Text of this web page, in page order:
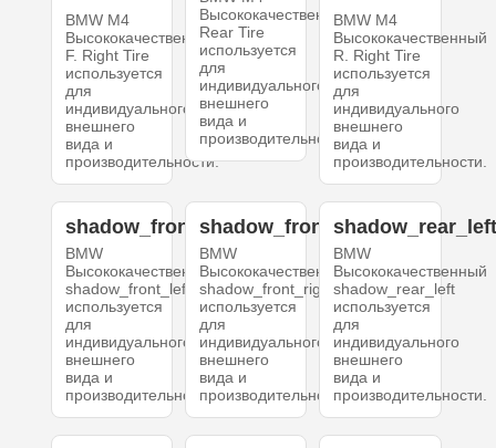
BMW M4
Высококачественный
F. Right Tire
используется
для
индивидуального
внешнего
вида и
производительности.
Высококачественный
Rear Tire
используется
для
индивидуального
внешнего
вида и
производительности.
BMW M4
Высококачественный
R. Right Tire
используется
для
индивидуального
внешнего
вида и
производительности.
shadow_front_left
BMW
Высококачественный
shadow_front_left
используется
для
индивидуального
внешнего
вида и
производительности.
shadow_front_right
BMW
Высококачественный
shadow_front_right
используется
для
индивидуального
внешнего
вида и
производительности.
BMW
Высококачественный
shadow_rear_left
используется
для
индивидуального
внешнего
вида и
производительности.